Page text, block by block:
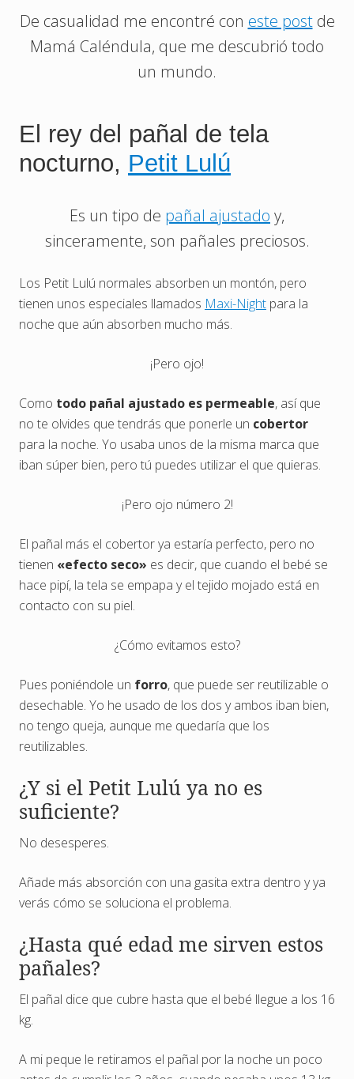
De casualidad me encontré con este postde
Mamá Caléndula, que me descubrió todo
un mundo.
El rey del pañal de tela
nocturno, Petit Lulú
Es un tipo de pañal ajustado y,
sinceramente, son pañales preciosos.
Los Petit Lulú normales absorben un montón, pero
tienen unos especiales llamados Maxi-Night para la
noche que aún absorben mucho más.
¡Pero ojo!
Como todo pañal ajustado es permeable, así que
no te olvides que tendrás que ponerle un cobertor
para la noche. Yo usaba unos de la misma marca que
iban súper bien, pero tú puedes utilizar el que quieras.
¡Pero ojo número 2!
El pañal más el cobertor ya estaría perfecto, pero no
tienen «efecto seco» es decir, que cuando el bebé se
hace pipí, la tela se empapa y el tejido mojado está en
contacto con su piel.
¿Cómo evitamos esto?
Pues poniéndole un forro, que puede ser reutilizable o
desechable. Yo he usado de los dos y ambos iban bien,
no tengo queja, aunque me quedaría que los
reutilizables.
¿Y si el Petit Lulú ya no es
suficiente?
No desesperes.
Añade más absorción con una gasita extra dentro y ya
verás cómo se soluciona el problema.
¿Hasta qué edad me sirven estos
pañales?
El pañal dice que cubre hasta que el bebé llegue a los 16
kg.
A mi peque le retiramos el pañal por la noche un poco